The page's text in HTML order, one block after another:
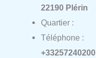
22190 Plérin
Quartier :
Téléphone :
+33257240200